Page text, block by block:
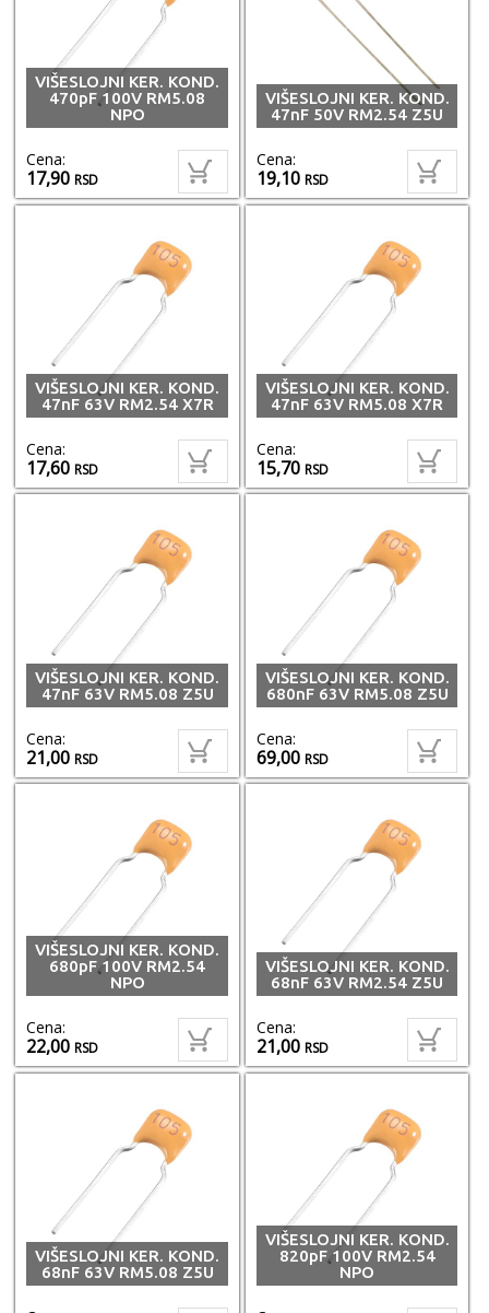
VIŠESLOJNI KER. KOND.
470pF 100V RM5.08
NPO
Cena:
17,90RSD
VIŠESLOJNI KER. KOND.
47nF 50V RM2.54 Z5U
Cena:
19,10RSD
VIŠESLOJNI KER. KOND.
47nF 63V RM2.54 X7R
Cena:
17,60RSD
VIŠESLOJNI KER. KOND.
47nF 63V RM5.08 X7R
Cena:
15,70RSD
VIŠESLOJNI KER. KOND.
47nF 63V RM5.08 Z5U
Cena:
21,00RSD
VIŠESLOJNI KER. KOND.
680nF 63V RM5.08 Z5U
Cena:
69,00RSD
VIŠESLOJNI KER. KOND.
680pF 100V RM2.54
NPO
Cena:
22,00RSD
VIŠESLOJNI KER. KOND.
68nF 63V RM2.54 Z5U
Cena:
21,00RSD
VIŠESLOJNI KER. KOND.
68nF 63V RM5.08 Z5U
VIŠESLOJNI KER. KOND.
820pF 100V RM2.54
NPO